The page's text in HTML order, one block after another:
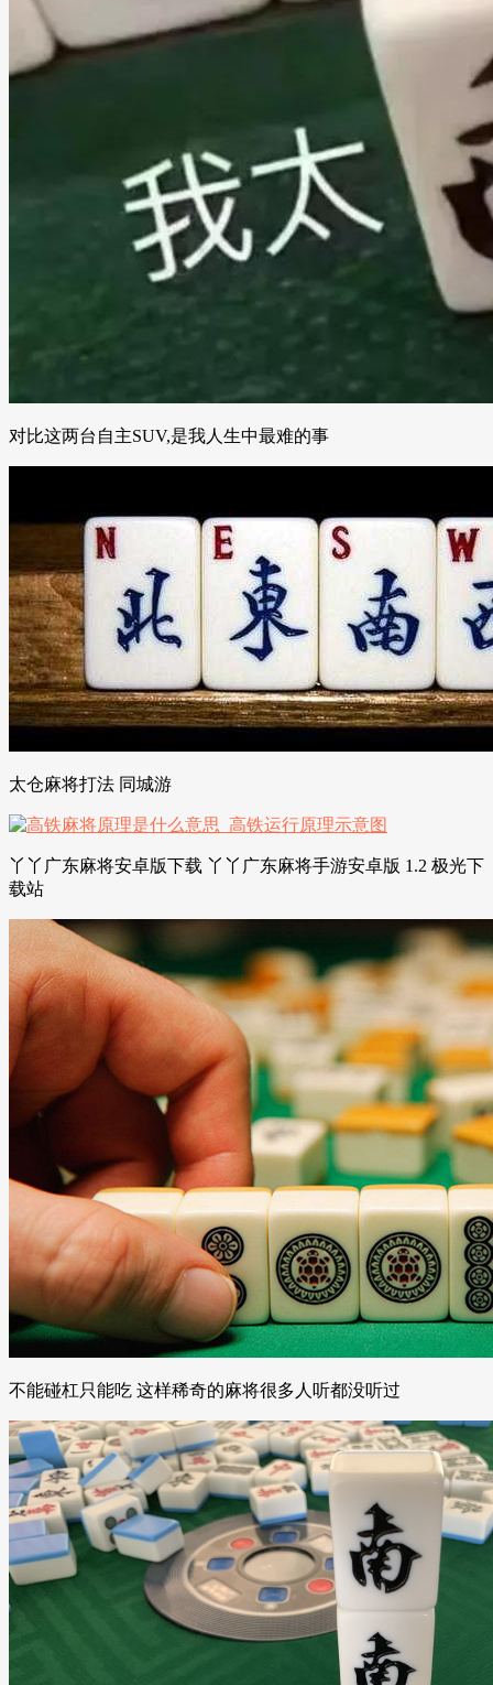
对比这两台自主SUV,是我人生中最难的事
太仓麻将打法 同城游
丫丫广东麻将安卓版下载 丫丫广东麻将手游安卓版 1.2 极光下
载站
不能碰杠只能吃 这样稀奇的麻将很多人听都没听过